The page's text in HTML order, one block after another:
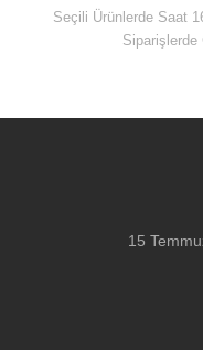
Seçili Ürünlerde Saat
Siparişlerde
15